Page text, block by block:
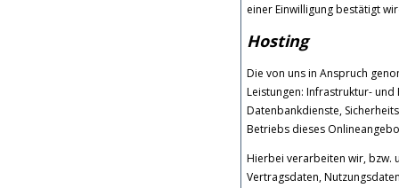
einer Einwilligung bestätigt
Hosting
Die von uns in Anspruch
Leistungen: Infrastruktur-
Datenbankdienste,
Betriebs dieses
Hierbei verarbeiten wir, bzw.
Vertragsdaten,